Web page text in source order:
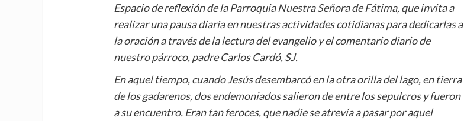
Espacio de reflexión de la Parroquia Nuestra Señora de Fátima, que invita a
realizar una pausa diaria en nuestras actividades cotidianas para dedicarlas a
la oración a través de la lectura del evangelio y el comentario diario de
nuestro párroco, padre Carlos Cardó, SJ.
En aquel tiempo, cuando Jesús desembarcó en la otra orilla del lago, en tierra
de los gadarenos, dos endemoniados salieron de entre los sepulcros y fueron
a su encuentro. Eran tan feroces, que nadie se atrevía a pasar por aquel